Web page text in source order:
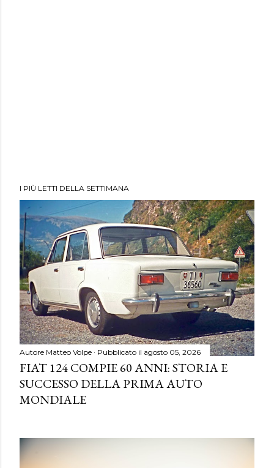
I PIÙ LETTI DELLA SETTIMANA
Autore Matteo Volpe Pubblicato il agosto 05, 2026
FIAT 124 COMPIE 60 ANNI: STORIA E
SUCCESSO DELLA PRIMA AUTO
MONDIALE